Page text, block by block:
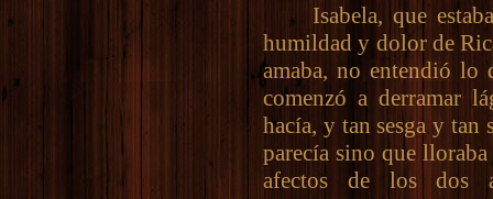
Isabela, que estaba
humildad y dolor de
amaba, no entendió lo
comenzó a derramar
hacía, y tan sesga y
parecía sino que lloraba
afectos de los dos